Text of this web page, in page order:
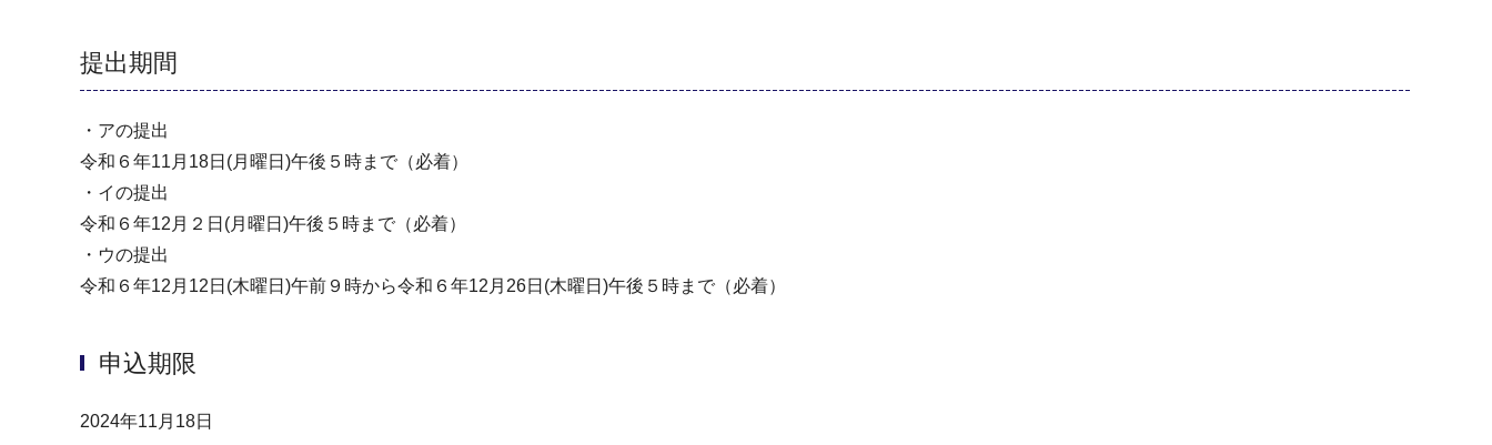
提出期間
・アの提出
令和６年11月18日(月曜日)午後５時まで（必着）
・イの提出
令和６年12月２日(月曜日)午後５時まで（必着）
・ウの提出
令和６年12月12日(木曜日)午前９時から令和６年12月26日(木曜日)午後５時まで（必着）
申込期限
2024年11月18日